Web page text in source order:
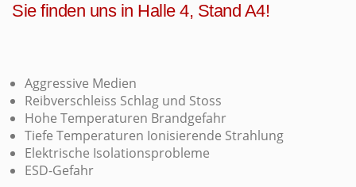
Sie finden uns in Halle 4, Stand A4!
Aggressive Medien
Reibverschleiss Schlag und Stoss
Hohe Temperaturen Brandgefahr
Tiefe Temperaturen Ionisierende Strahlung
Elektrische Isolationsprobleme
ESD-Gefahr